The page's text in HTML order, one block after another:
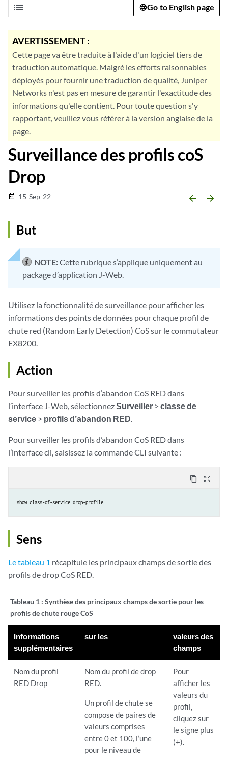
list Go to English page
AVERTISSEMENT :
Cette page va être traduite à l'aide d'un logiciel tiers de
traduction automatique. Malgré les efforts raisonnables
déployés pour fournir une traduction de qualité, Juniper
Networks n'est pas en mesure de garantir l'exactitude des
informations qu'elle contient. Pour toute question s'y
rapportant, veuillez vous référer à la version anglaise de la
page.
Surveillance des profils coS
Drop
date_range 15-Sep-22 arrow_backward arrow_forward
But
NOTE:Cette rubrique s’applique uniquement au
package d’application J-Web.
Utilisez la fonctionnalité de surveillance pour afficher les
informations des points de données pour chaque profil de
chute red (Random Early Detection) CoS sur le commutateur
EX8200.
Action
Pour surveiller les profils d’abandon CoS RED dans
l’interface J-Web, sélectionnezSurveiller > classe de
service > profils d’abandon RED.
Pour surveiller les profils d’abandon CoS RED dans
l’interface cli, saisissez la commande CLI suivante :
content_copy zoom_out_map
show class-of-service drop-profile
Sens
Le tableau 1 récapitule les principaux champs de sortie des
profils de drop CoS RED.
Tableau 1 : Synthèse des principaux champs de sortie pour les
profils de chute rouge CoS
Informations
supplémentaires
sur les
valeurs des
champs
Nom du profil
RED Drop
Nom du profil de drop
RED.
Un profil de chute se
compose de paires de
valeurs comprises
entre 0 et 100, l’une
pour le niveau de
Pour
afficher les
valeurs du
profil,
cliquez sur
le signe plus
(+).